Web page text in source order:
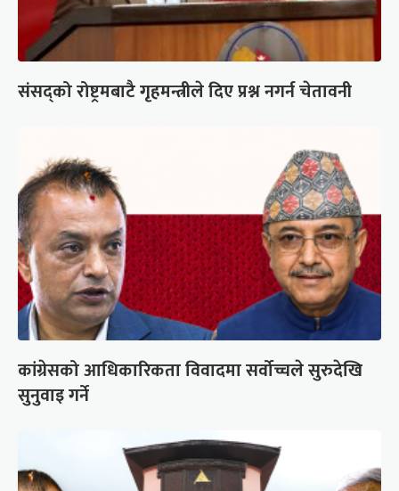
संसद्को रोष्ट्रमबाटै गृहमन्त्रीले दिए प्रश्न नगर्न चेतावनी
कांग्रेसको आधिकारिकता विवादमा सर्वोच्चले सुरुदेखि
सुनुवाइ गर्ने